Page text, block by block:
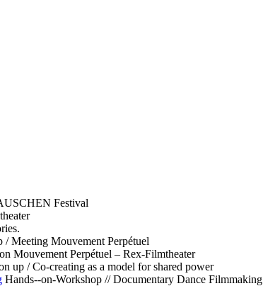
Festival
/ Meeting Mouvement Perpétuel
Mouvement Perpétuel – Rex-Filmtheater
up / Co-creating as a model for shared power
Hands--on-Workshop // Documentary Dance Filmmaking